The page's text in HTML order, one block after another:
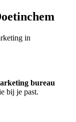
in
bureau
bij je past.